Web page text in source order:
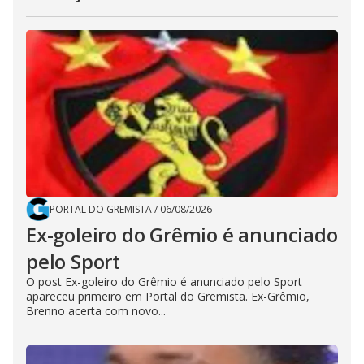
PORTAL DO GREMISTA/ 06/08/2026
Ex-goleiro do Grêmio é anunciado
pelo Sport
O post Ex-goleiro do Grêmio é anunciado pelo Sport
apareceu primeiro em Portal do Gremista. Ex-Grêmio,
Brenno acerta com novo...